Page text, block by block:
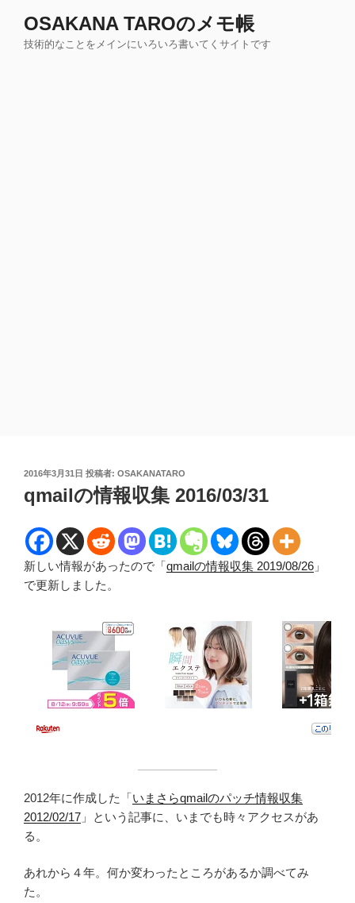
OSAKANA TAROのメモ帳
技術的なことをメインにいろいろ書いてくサイトです
投
日:
2016年3月31日 投稿者: OSAKANATARO
qmailの情報収集 2016/03/31
新しい情報があったので「qmailの情報収集 2019/08/26 」
で更新しました。
2012年に作成した「いまさらqmailのパッチ情報収集
2012/02/17 」という記事に、いまでも時々アクセスがあ
る。
あれから４年。何か変わったところがあるか調べてみ
た。